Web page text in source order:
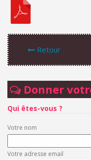
Retour
Donner
Qui êtes-vous ?
Votre nom
Votre adresse email